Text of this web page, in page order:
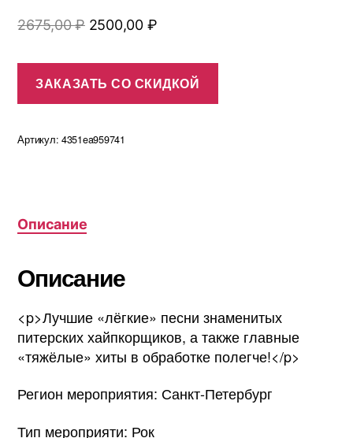
2675,00₽ Первоначальная
составляла
2675,00 ₽.
2500,00 ₽Текущая
2500,00 ₽.
ЗАКАЗАТЬ СО СКИДКОЙ
Артикул: 4351ea959741
Описание
Описание
<p>Лучшие «лёгкие» песни знаменитых
питерских хайпкорщиков, а также главные
«тяжёлые» хиты в обработке полегче!</p>
Регион мероприятия: Санкт-Петербург
Тип мероприяти: Рок